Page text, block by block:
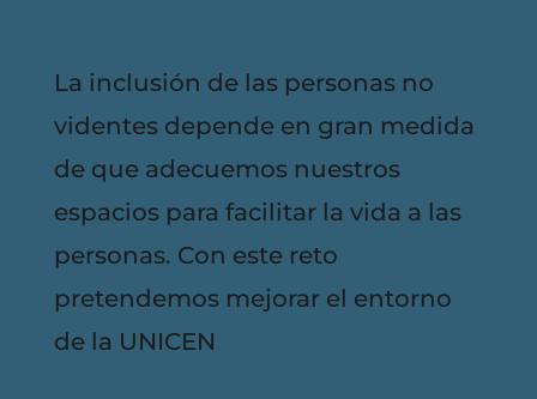
La inclusión de las personas no
videntes depende en gran medida
de que adecuemos nuestros
espacios para facilitar la vida a las
personas. Con este reto
pretendemos mejorar el entorno
de la UNICEN